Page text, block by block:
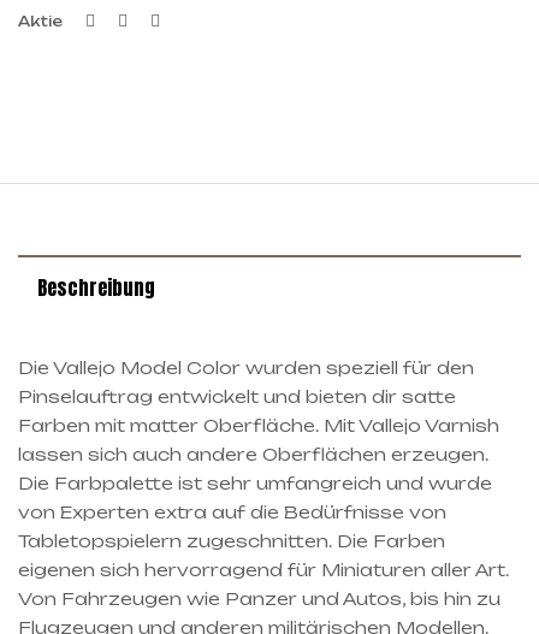
Aktie Facebook
Twitter
Beschreibung
Die Vallejo Model Color wurden speziell für den
Pinselauftrag entwickelt und bieten dir satte
Farben mit matter Oberfläche. Mit Vallejo Varnish
lassen sich auch andere Oberflächen erzeugen.
Die Farbpalette ist sehr umfangreich und wurde
von Experten extra auf die Bedürfnisse von
Tabletopspielern zugeschnitten. Die Farben
eigenen sich hervorragend für Miniaturen aller Art.
Von Fahrzeugen wie Panzer und Autos, bis hin zu
Flugzeugen und anderen militärischen Modellen.